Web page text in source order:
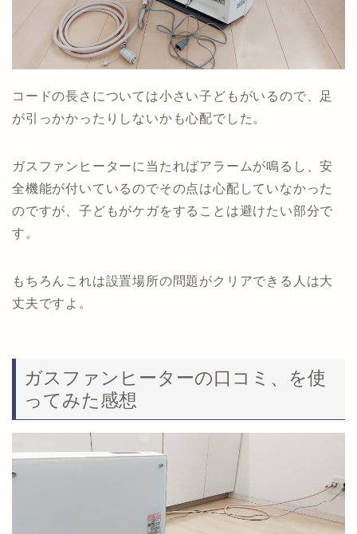
コードの長さについては小さい子どもがいるので、足
が引っかかったりしないかも心配でした。
ガスファンヒーターに当たればアラームが鳴るし、安
全機能が付いているのでその点は心配していなかった
のですが、子どもがケガをすることは避けたい部分で
す。
もちろんこれは設置場所の問題がクリアできる人は大
丈夫ですよ。
ガスファンヒーターの口コミ、を使
ってみた感想